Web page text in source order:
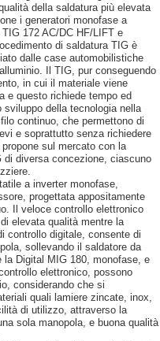
della saldatura più elevata
i generatori monofase a
172 AC/DC HF/LIFT e
di saldatura TIG è
dalle case automobilistiche
Il TIG, pur conseguendo
in cui il materiale viene
e questo richiede tempo ed
sviluppo della tecnologia nella
continuo, che permettono di
e soprattutto senza richiedere
sul mercato con la
diversa concezione, ciascuno
a inverter monofase,
progettata appositamente
Il veloce controllo elettronico
elevata qualità mentre la
controllo digitale, consente di
sollevando il saldatore da
la Digital MIG 180, monofase, e
elettronico, possono
considerando che si
quali lamiere zincate, inox,
di utilizzo, attraverso la
sola manopola, e buona qualità